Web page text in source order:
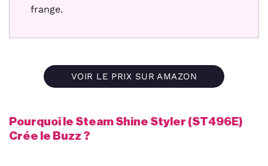
frange.
VOIR LE PRIX SUR AMAZON
Pourquoi le Steam Shine Styler (ST496E)
Crée le Buzz ?